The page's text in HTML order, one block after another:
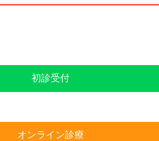
初診受付
オンライン診療